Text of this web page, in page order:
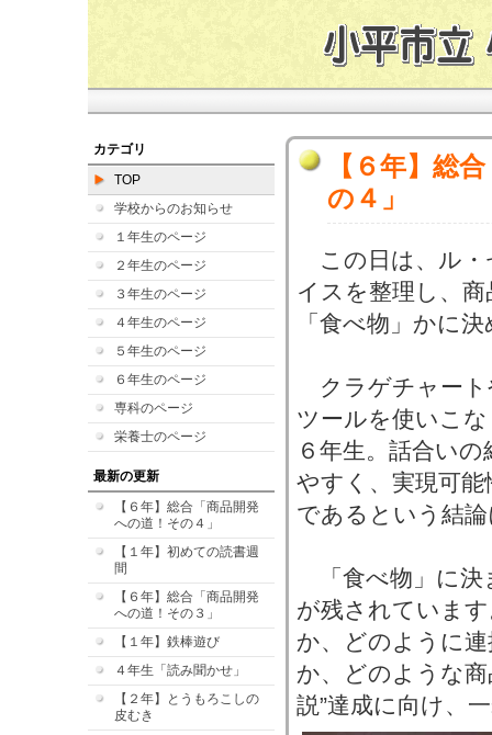
カテゴリ
TOP
学校からのお知らせ
１年生のページ
２年生のページ
３年生のページ
４年生のページ
５年生のページ
６年生のページ
専科のページ
栄養士のページ
最新の更新
【６年】総合「商品開発
への道！その４」
【１年】初めての読書週
間
【６年】総合「商品開発
への道！その３」
【１年】鉄棒遊び
４年生「読み聞かせ」
【２年】とうもろこしの
皮むき
【６年】総
の４」
この日は、ル・
イスを整理し、
「食べ物」かに
クラゲチャート
ツールを使いこ
６年生。話合い
やすく、実現可
であるという結
「食べ物」に決
が残されていま
か、どのように
か、どのような
説”達成に向け、